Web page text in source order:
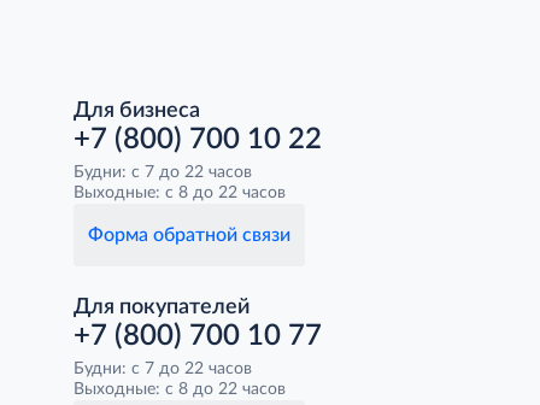
Для бизнеса
+7 (800) 700 10 22
Будни: с 7 до 22 часов
Выходные: с 8 до 22 часов
Форма обратной связи
Для покупателей
+7 (800) 700 10 77
Будни: с 7 до 22 часов
Выходные: с 8 до 22 часов